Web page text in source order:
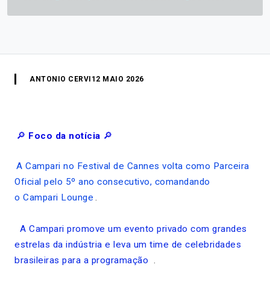
ANTONIO CERVI 12 MAIO 2026
🔎 Foco da notícia 🔎
A Campari no Festival de Cannes volta como Parceira
Oficial pelo 5º ano consecutivo, comandando
o Campari Lounge .
A Campari promove um evento privado com grandes
estrelas da indústria e leva um time de celebridades
brasileiras para a programação .